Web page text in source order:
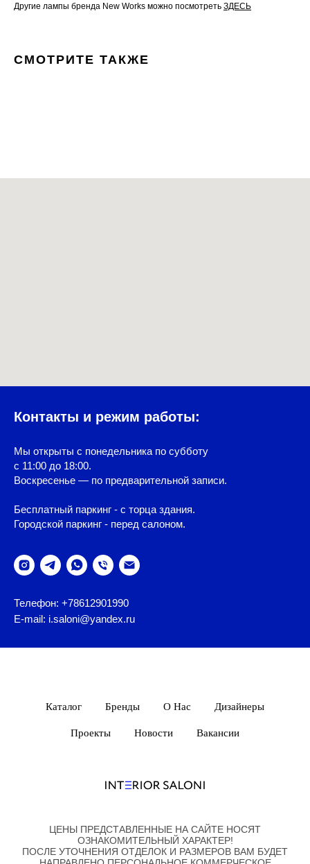
Другие лампы бренда New Works можно посмотреть ЗДЕСЬ
СМОТРИТЕ ТАКЖЕ
Контакты и режим работы:
Мы открыты с понедельника по субботу
с 11:00 до 18:00.
Воскресенье — по предварительной записи.
Бесплатный паркинг - с торца здания.
Городской паркинг - перед салоном.
Телефон: +78612901990
E-mail: i.saloni@yandex.ru
Каталог Бренды О Нас Дизайнеры
Проекты Новости Вакансии
ЦЕНЫ ПРЕДСТАВЛЕННЫЕ НА САЙТЕ НОСЯТ
ОЗНАКОМИТЕЛЬНЫЙ ХАРАКТЕР!
ПОСЛЕ УТОЧНЕНИЯ ОТДЕЛОК И РАЗМЕРОВ ВАМ БУДЕТ